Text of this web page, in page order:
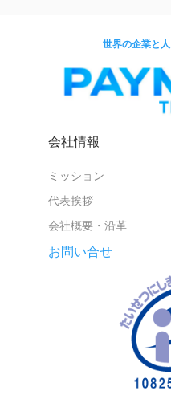
世界の企業と
会社情報
ミッション
代表挨拶
会社概要・沿革
お問い合せ